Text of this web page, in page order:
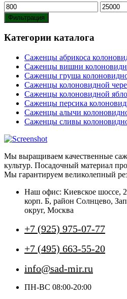
Минимальная
цена
цена
Фильтрация
Категории каталога
Саженцы абрикоса
Саженцы вишни
Саженцы груша
Саженцы колоновидной
Саженцы колоновидной
Саженцы персика
Саженцы алычи
Саженцы сливы
Мы выращиваем качественные
культур. Посадочный материал
Мы гарантируем великолепный
Наш офис: Киевское шоссе,
корп. Б, район Солнцево,
округ, Москва
+7 (925) 975-07-77
+7 (495) 663-55-20
info@sad-mir.ru
ПН-ВС 08:00-20:00